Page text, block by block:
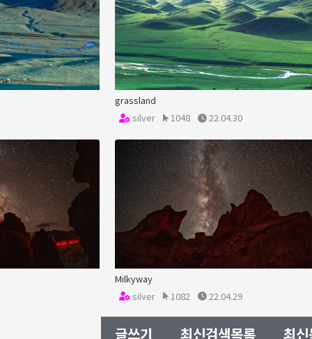
grassland
silver
1048 22.04.30
Milkyway
silver
1082 22.04.29
글쓰기 최신검색목록 최